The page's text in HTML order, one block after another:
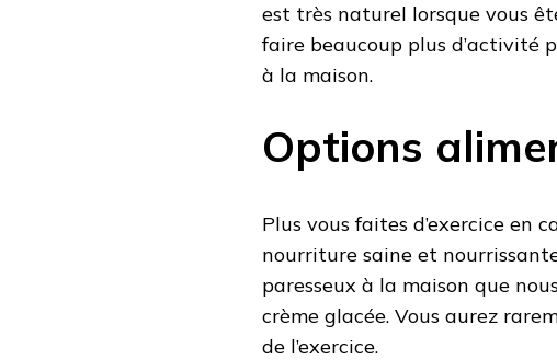
est très naturel lorsque vous
faire beaucoup plus d’activité
à la maison.
Options
Plus vous faites d’exercice en
nourriture saine et
paresseux à la maison que
crème glacée. Vous aurez
de l’exercice.